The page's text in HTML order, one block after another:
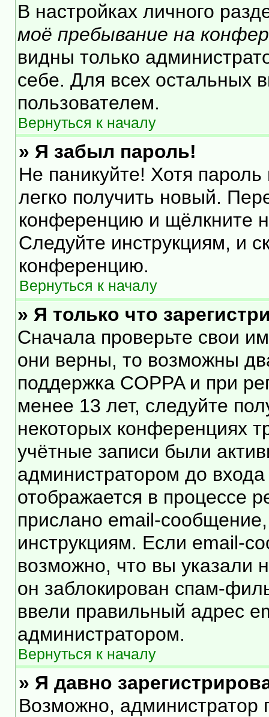
В настройках личного
моё пребывание на
видны только
себе. Для всех остальных
пользователем.
Вернуться к началу
» Я забыл пароль!
Не паникуйте! Хотя
легко получить новый.
конференцию и щёлкните
Следуйте инструкциям, и
конференцию.
Вернуться к началу
» Я только что
Сначала проверьте свои
они верны, то возможны
поддержка COPPA и при
менее 13 лет, следуйте
некоторых конференциях
учётные записи были
администратором до
отображается в процессе
прислано email-
инструкциям. Если email-
возможно, что вы указали
он заблокирован спам-
ввели правильный адрес
администратором.
Вернуться к началу
» Я давно
Возможно, администратор